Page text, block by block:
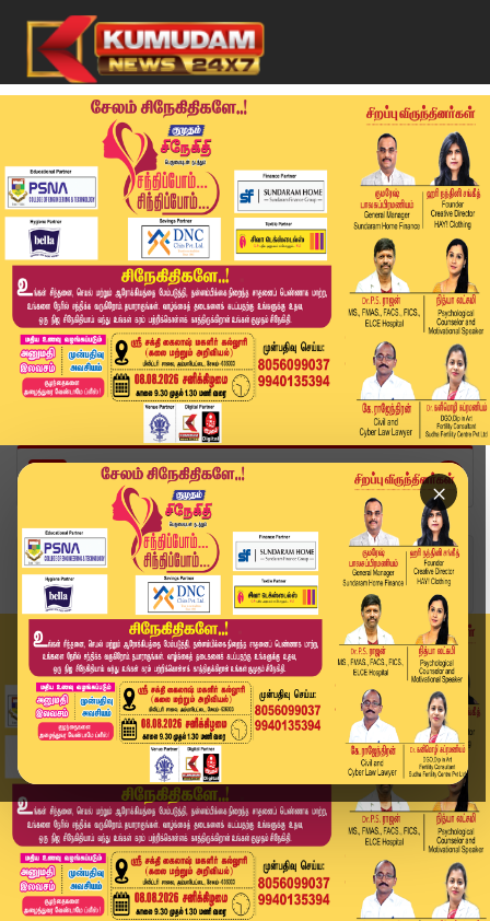
×
Home
வீடியோ ஸ்டோரி
Champions Trophy Match: Varun Chakaravarthy-யின...